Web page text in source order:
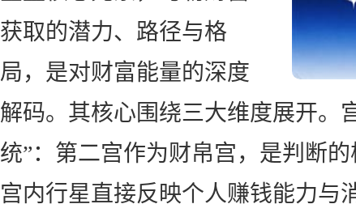
获取的潜力、路径与格
局，是对财富能量的深度
解码。其核心围绕三大维度展开。
统”：第二宫作为财帛宫，是判断的
宫内行星直接反映个人赚钱能力与